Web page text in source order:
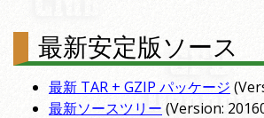
最新安定版ソース
最新 TAR + GZIP パッケージ
最新ソースツリー (Version: